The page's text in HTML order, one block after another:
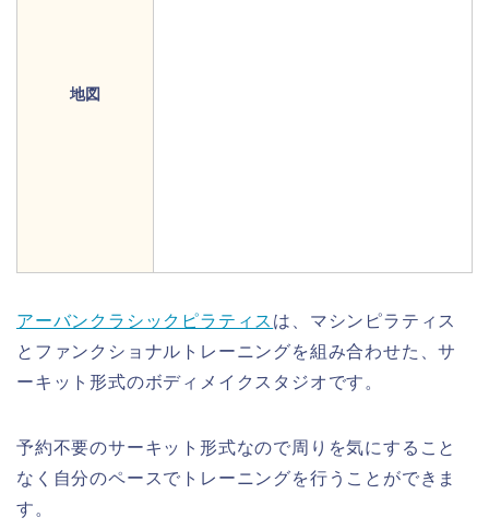
地図
アーバンクラシックピラティス は、マシンピラティス
とファンクショナルトレーニングを組み合わせた、サ
ーキット形式のボディメイクスタジオです。
予約不要のサーキット形式なので周りを気にすること
なく自分のペースでトレーニングを行うことができま
す。